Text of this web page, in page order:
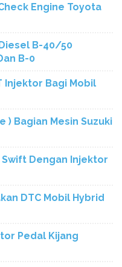
Engine Toyota
B-40/50
B-0
Injektor Bagi Mobil
) Bagian Mesin Suzuki
Dengan Injektor
DTC Mobil Hybrid
Pedal Kijang